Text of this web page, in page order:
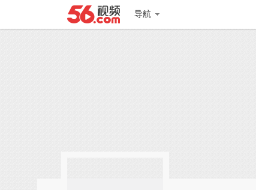
导航